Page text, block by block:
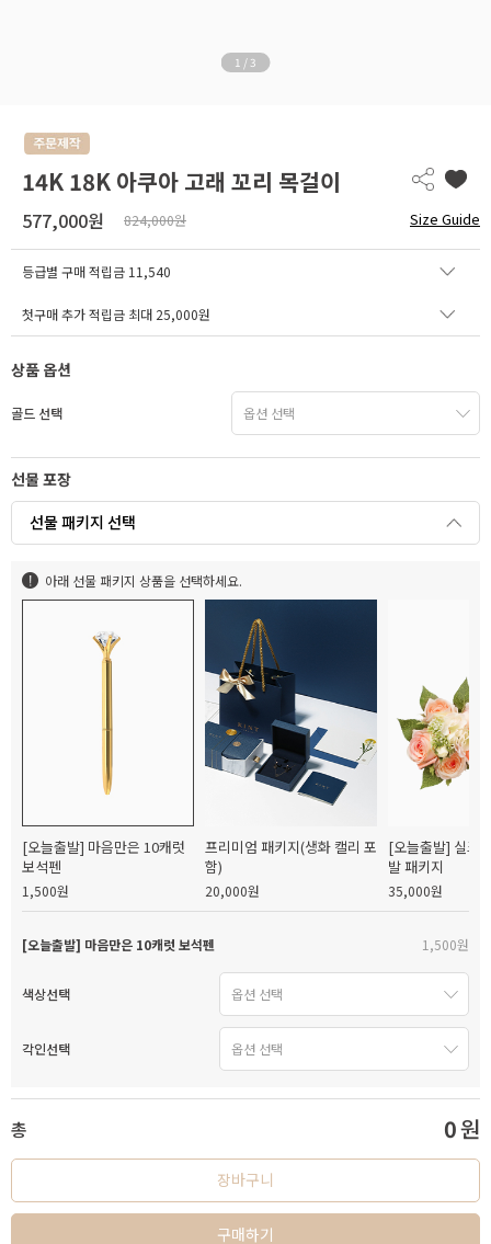
1 / 3
14K 18K 아쿠아 고래 꼬리 목걸이
577,000원 824,000원 Size Guide
등급별 구매 적립금 11,540
첫구매 추가 적립금 최대 25,000원
상품 옵션
골드 선택
선물 포장
선물 패키지 선택
아래 선물 패키지 상품을 선택하세요.
[오늘출발] 마음만은 10캐럿
보석펜
1,500원
프리미엄 패키지(생화 캘리 포
함)
20,000원
[오늘출발] 실크
발 패키지
35,000원
[오늘출발] 마음만은 10캐럿 보석펜 1,500원
색상선택
각인선택
총 0원
장바구니
구매하기